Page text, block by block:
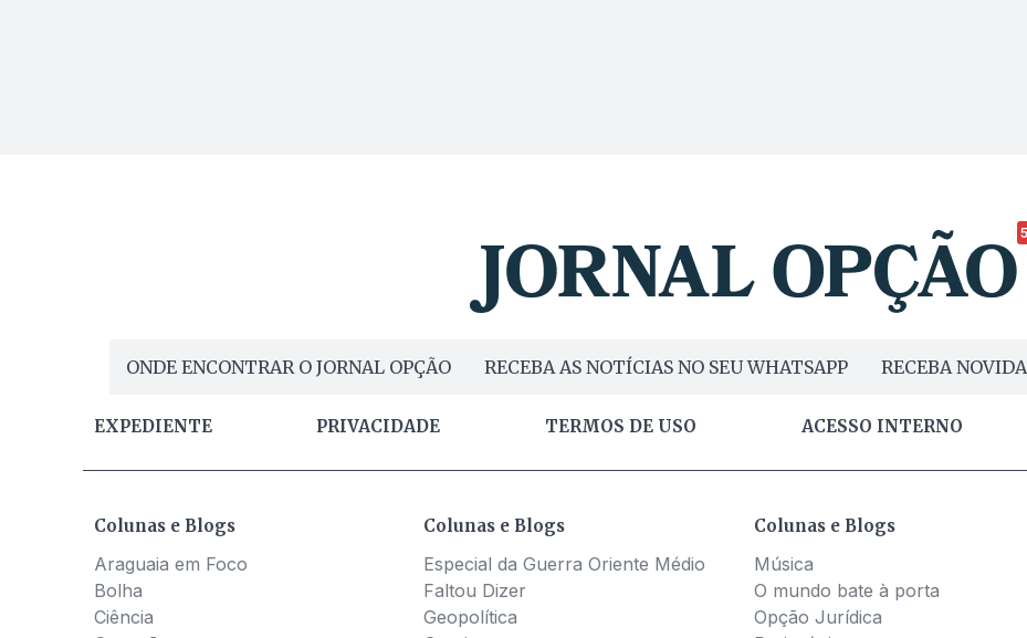
ONDE ENCONTRAR O JORNAL OPÇÃO RECEBA AS NOTÍCIAS NO SEU WHATSAPP RECEBA
EXPEDIENTE PRIVACIDADE TERMOS DE USO ACESSO INTERNO
Colunas e Blogs
Araguaia em Foco
Bolha
Ciência
Colunas e Blogs
Especial da Guerra Oriente Médio
Faltou Dizer
Geopolítica
Colunas e Blogs
Música
O mundo bate à porta
Opção Jurídica